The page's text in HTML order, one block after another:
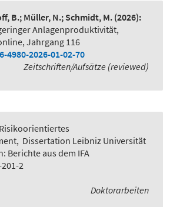
B.; Müller, N.; Schmidt, M. (2026):
Anlagenproduktivität,
Jahrgang 116
4980-2026-01-02-70
Zeitschriften/Aufsätze (reviewed)
Risikoorientiertes
, Dissertation Leibniz Universität
Berichte aus dem IFA
2
Doktorarbeiten